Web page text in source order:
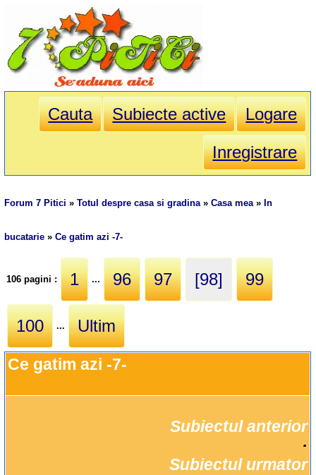
Cauta Subiecte active
Logare
Inregistrare
Forum 7 Pitici »Totul despre casa si gradina»Casa mea» In
bucatarie »Ce gatim azi -7-
106 pagini : 1 ... 96 97 [98] 99
100 ... Ultim
Ce gatim azi -7-
Subiectul anterior
Subiectul urmator